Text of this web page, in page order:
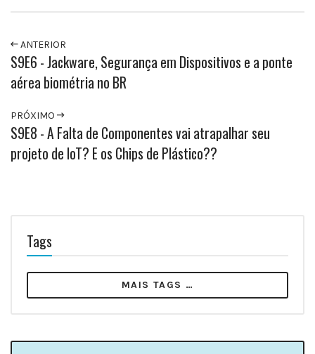
ANTERIOR
S9E6 - Jackware, Segurança em Dispositivos e a ponte
aérea biométria no BR
PRÓXIMO
S9E8 - A Falta de Componentes vai atrapalhar seu
projeto de IoT? E os Chips de Plástico??
Tags
MAIS TAGS …